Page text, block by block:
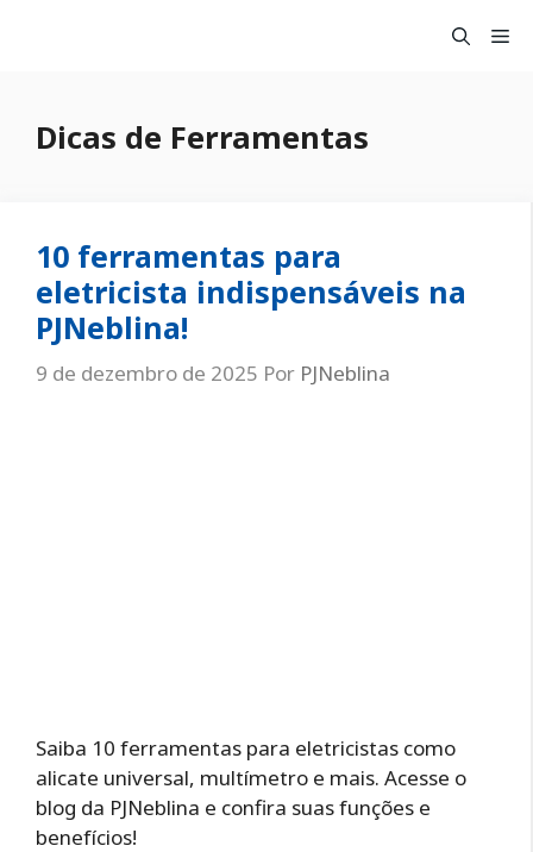
Dicas de Ferramentas
10 ferramentas para
eletricista indispensáveis na
PJNeblina!
9 de dezembro de 2025 Por PJNeblina
Saiba 10 ferramentas para eletricistas como
alicate universal, multímetro e mais. Acesse o
blog da PJNeblina e confira suas funções e
benefícios!